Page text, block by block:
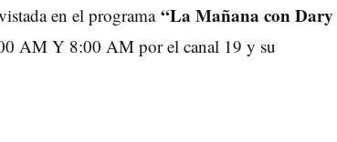
en el programa“La Mañana con Dary
AM Y 8:00 AM por el canal 19 y su